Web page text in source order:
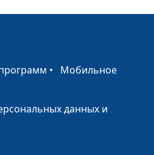
Михаил Севастьянов,
Михаил Севастьянов,
• Мобильное
данных и